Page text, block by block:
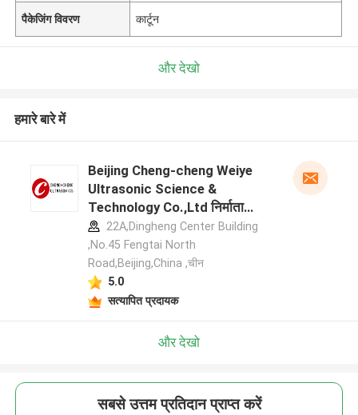
पैकेजिंग विवरण कार्टून
और देखो
हमारे बारे में
Beijing Cheng-cheng Weiye
Ultrasonic Science &
Technology Co.,Ltd निर्माता
प्रोफ़ाइल
22A,Dingheng Center Building
,No.45 Fengtai North
Road,Beijing,China ,चीन
5.0
सत्यापित प्रदायक
और देखो
सबसे उत्तम प्रतिदान प्राप्त करें